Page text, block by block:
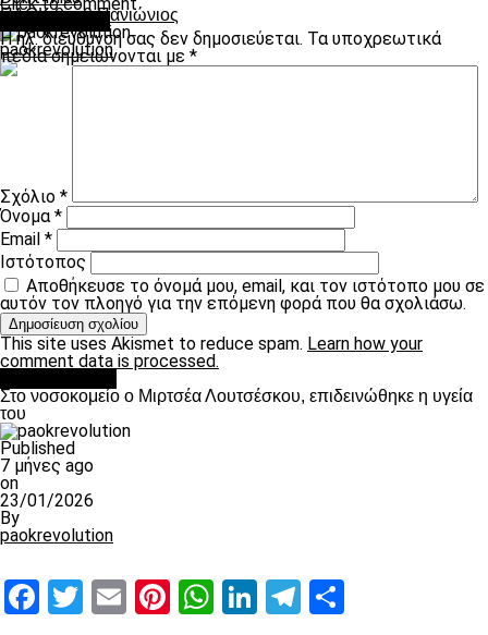
ΠΑΟΚ 0 – 0 Πανιώνιος
paokrevolution
Η ηλ. διεύθυνση σας δεν δημοσιεύεται. Τα υποχρεωτικά
πεδία σημειώνονται με *
Σχόλιο *
Όνομα*
Email *
Ιστότοπος
Αποθήκευσε το όνομά μου, email, και τον ιστότοπο μου σε
αυτόν τον πλοηγό για την επόμενη φορά που θα σχολιάσω.
This site uses Akismet to reduce spam. Learn how your
comment data is processed.
Στο νοσοκομείο ο Μιρτσέα Λουτσέσκου, επιδεινώθηκε η υγεία
του
Published
7 μήνες ago
on
23/01/2026
By
paokrevolution
Facebook
Twitter
EmailPinterest
WhatsApp
LinkedIn
Telegram